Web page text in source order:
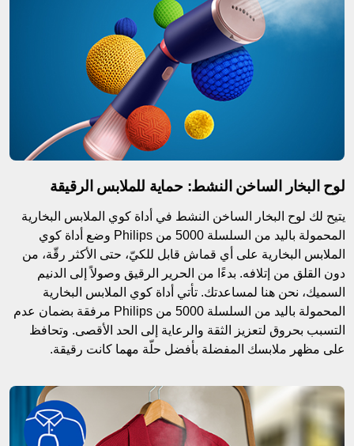
لوح البخار الساخن النشط: حماية للملابس الرقيقة
يتيح لك لوح البخار الساخن النشط في أداة كوي الملابس البخارية
المحمولة باليد من السلسلة 5000 من Philips وضع أداة كوي
الملابس البخارية على أي قماش قابل للكيّ، حتى الأكثر رقّة، من
دون القلق من إتلافه. بدءًا من الحرير الرقيق وصولاً إلى الدنيم
السميك، نحن هنا لمساعدتك. تأتي أداة كوي الملابس البخارية
المحمولة باليد من السلسلة 5000 من Philips مرفقة بضمان عدم
التسبب بحروق لتعزيز الثقة والرعاية إلى الحد الأقصى. وتحافظ
على مظهر ملابسك المفضلة بأفضل حلّة مهما كانت رقيقة.